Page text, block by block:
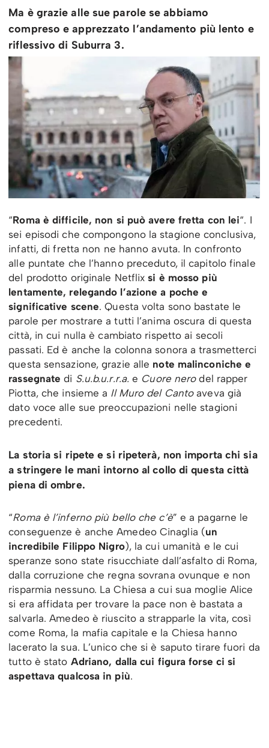
Ma è grazie alle sue parole se abbiamo
compreso e apprezzato l’andamento più lento e
riflessivo di Suburra 3.
“Roma è difficile, non si può avere fretta con lei“. I
sei episodi che compongono la stagione conclusiva,
infatti, di fretta non ne hanno avuta. In confronto
alle puntate che l’hanno preceduto, il capitolo finale
del prodotto originale Netflixsi è mosso più
lentamente, relegando l’azione a poche e
significative scene. Questa volta sono bastate le
parole per mostrare a tutti l’anima oscura di questa
città, in cui nulla è cambiato rispetto ai secoli
passati. Ed è anche la colonna sonora a trasmetterci
questa sensazione, grazie alle note malinconiche e
rassegnate di S.u.b.u.r.r.a. e Cuore nerodel rapper
Piotta, che insieme a Il Muro del Cantoaveva già
dato voce alle sue preoccupazioni nelle stagioni
precedenti.
La storia si ripete e si ripeterà, non importa chi sia
a stringere le mani intorno al collo di questa città
piena di ombre.
“Roma è l’inferno più bello che c’è” e a pagarne le
conseguenze è anche Amedeo Cinaglia (un
incredibile Filippo Nigro), la cui umanità e le cui
speranze sono state risucchiate dall’asfalto di Roma,
dalla corruzione che regna sovrana ovunque e non
risparmia nessuno. La Chiesa a cui sua moglie Alice
si era affidata per trovare la pace non è bastata a
salvarla. Amedeo è riuscito a strapparle la vita, così
come Roma, la mafia capitale e la Chiesa hanno
lacerato la sua. L’unico che si è saputo tirare fuori da
tutto è stato Adriano, dalla cui figura forse ci si
aspettava qualcosa in più.